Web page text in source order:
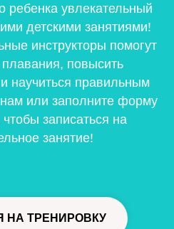
ребенка увлекательный
детскими занятиями!
инструкторы помогут
повысить
научиться правильным
или заполните форму
записаться на
занятие!
НА ТРЕНИРОВКУ